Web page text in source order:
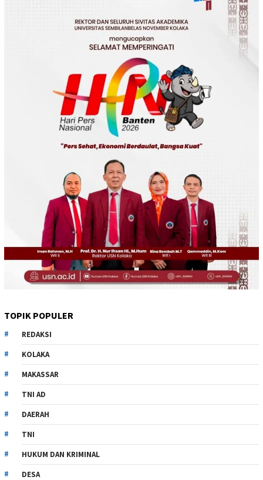
TOPIK POPULER
REDAKSI
KOLAKA
MAKASSAR
TNI AD
DAERAH
TNI
HUKUM DAN KRIMINAL
DESA